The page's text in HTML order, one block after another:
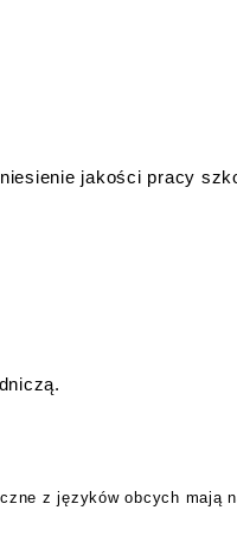
jakości pracy
z języków obcych mają